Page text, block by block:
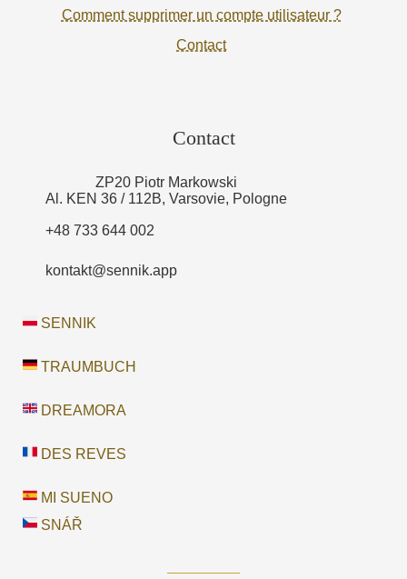
Comment supprimer un compte utilisateur ?
Contact
Contact
ZP20 Piotr Markowski
Al. KEN 36 / 112B, Varsovie, Pologne
+48 733 644 002
kontakt@sennik.app
SENNIK
TRAUMBUCH
DREAMORA
DES REVES
MI SUENO
SNÁŘ